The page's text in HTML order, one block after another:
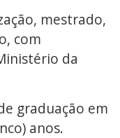
mestrado,
com
da
graduação em
anos.